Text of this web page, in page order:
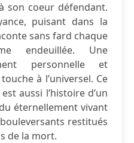
son coeur défendant.
puisant dans la
sans fard chaque
endeuillée. Une
personnelle et
à l’universel. Ce
aussi l’histoire d’un
éternellement vivant
restitués
de la mort.